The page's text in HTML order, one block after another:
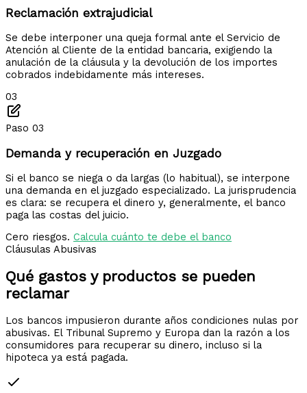
Reclamación extrajudicial
Se debe interponer una queja formal ante el Servicio de
Atención al Cliente de la entidad bancaria, exigiendo la
anulación de la cláusula y la devolución de los importes
cobrados indebidamente más intereses.
03
Paso 03
Demanda y recuperación en Juzgado
Si el banco se niega o da largas (lo habitual), se interpone
una demanda en el juzgado especializado. La jurisprudencia
es clara: se recupera el dinero y, generalmente, el banco
paga las costas del juicio.
Cero riesgos. Calcula cuánto te debe el banco
Cláusulas Abusivas
Qué gastos y productos se pueden
reclamar
Los bancos impusieron durante años condiciones nulas por
abusivas. El Tribunal Supremo y Europa dan la razón a los
consumidores para recuperar su dinero, incluso si la
hipoteca ya está pagada.